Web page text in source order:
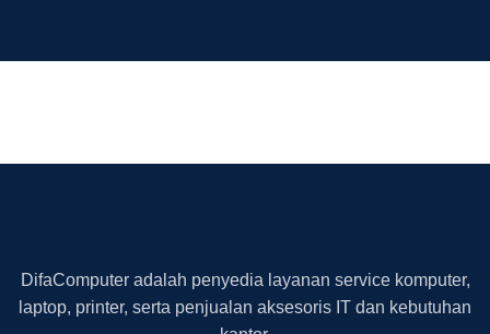
DifaComputer adalah penyedia layanan service komputer,
laptop, printer, serta penjualan aksesoris IT dan kebutuhan